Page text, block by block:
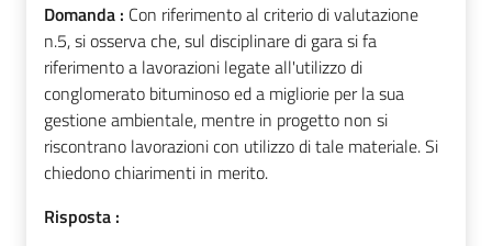
Domanda : Con riferimento al criterio di valutazione
n.5, si osserva che, sul disciplinare di gara si fa
riferimento a lavorazioni legate all'utilizzo di
conglomerato bituminoso ed a migliorie per la sua
gestione ambientale, mentre in progetto non si
riscontrano lavorazioni con utilizzo di tale materiale. Si
chiedono chiarimenti in merito.
Risposta :